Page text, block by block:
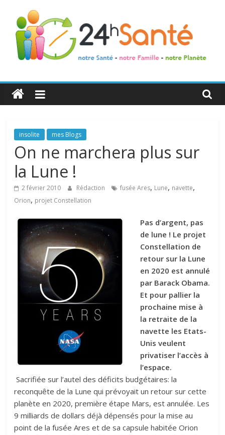
24h
Santé
La
santé
de
toute
famille
insolite mes Blogs
On ne marchera plus sur
la Lune !
2 février 2010 Rédaction fusée Ares, Lune, navette,
Orion, projet Constellation
Pas d’argent, pas
de lune ! Le projet
Constellation de
retour sur la Lune
en 2020 est annulé
par Barack Obama.
Et pour pallier la
prochaine mise à
la retraite de la
navette les Etats-
Unis veulent
privatiser l’accès à
l’espace.
Sacrifiée sur l’autel des déficits budgétaires: la
reconquête de la Lune qui prévoyait un retour sur cette
planète en 2020, première étape Mars, est annulée. Les
9 milliards de dollars déjà dépensés pour la mise au
point de la fusée Ares et de sa capsule habitée Orion